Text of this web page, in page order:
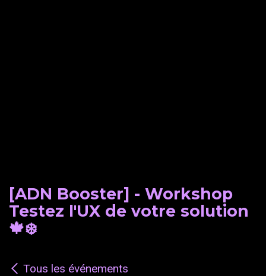
[ADN Booster] - Workshop
Testez l'UX de votre solution
🍁❄️
Tous les événements